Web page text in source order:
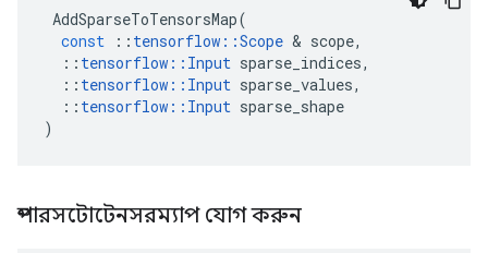
AddSparseToTensorsMap(
const
:: tensorflow ::Scope & scope,
:: tensorflow :: Input sparse_indices,
:: tensorflow :: Input sparse_values,
:: tensorflow :: Input sparse_shape
)
স্পারসটোটেনসরম্যাপ যোগ করুন